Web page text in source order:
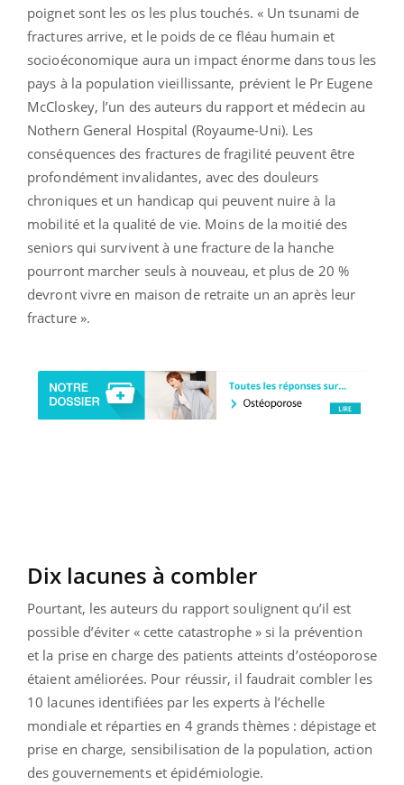
poignet sont les os les plus touchés. « Un tsunami de
fractures arrive, et le poids de ce fléau humain et
socioéconomique aura un impact énorme dans tous les
pays à la population vieillissante, prévient le Pr Eugene
McCloskey, l’un des auteurs du rapport et médecin au
Nothern General Hospital (Royaume-Uni). Les
conséquences des fractures de fragilité peuvent être
profondément invalidantes, avec des douleurs
chroniques et un handicap qui peuvent nuire à la
mobilité et la qualité de vie. Moins de la moitié des
seniors qui survivent à une fracture de la hanche
pourront marcher seuls à nouveau, et plus de 20 %
devront vivre en maison de retraite un an après leur
fracture ».
Dix lacunes à combler
Pourtant, les auteurs du rapport soulignent qu’il est
possible d’éviter « cette catastrophe » si la prévention
et la prise en charge des patients atteints d’ostéoporose
étaient améliorées. Pour réussir, il faudrait combler les
10 lacunes identifiées par les experts à l’échelle
mondiale et réparties en 4 grands thèmes : dépistage et
prise en charge, sensibilisation de la population, action
des gouvernements et épidémiologie.